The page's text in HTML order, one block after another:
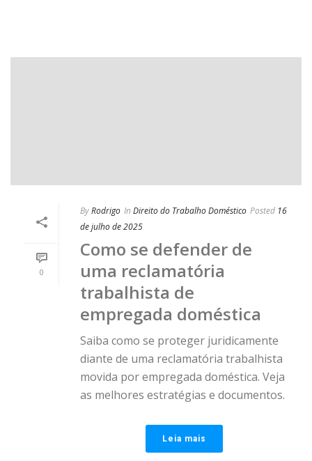
0
ByRodrigo In Direito do Trabalho Doméstico Posted 16
de julho de 2025
Como se defender de
uma reclamatória
trabalhista de
empregada doméstica
Saiba como se proteger juridicamente
diante de uma reclamatória trabalhista
movida por empregada doméstica. Veja
as melhores estratégias e documentos.
Leia mais